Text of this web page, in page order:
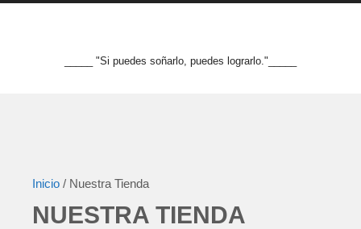
_____ "Si puedes soñarlo, puedes lograrlo."_____
Inicio / Nuestra Tienda
NUESTRA TIENDA